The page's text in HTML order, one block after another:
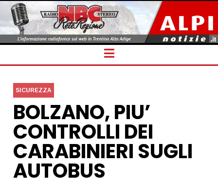
Navigation
SICUREZZA
BOLZANO, PIU’
CONTROLLI DEI
CARABINIERI SUGLI
AUTOBUS